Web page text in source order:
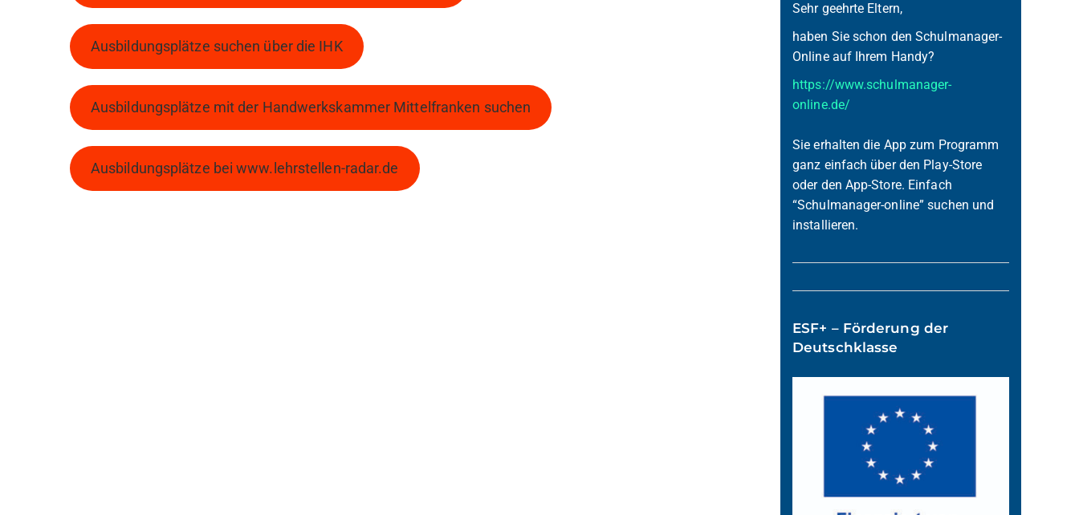
Ausbildungsplätze suchen über die IHK
Ausbildungsplätze mit der Handwerkskammer Mittelfranken suchen
Ausbildungsplätze bei www.lehrstellen-radar.de
Sehr geehrte Eltern,
haben Sie schon den Schulmanager-
Online auf Ihrem Handy?
https://www.schulmanager-
online.de/
Sie erhalten die App zum Programm
ganz einfach über den Play-Store
oder den App-Store. Einfach
“Schulmanager-online” suchen und
installieren.
ESF+ – Förderung der
Deutschklasse